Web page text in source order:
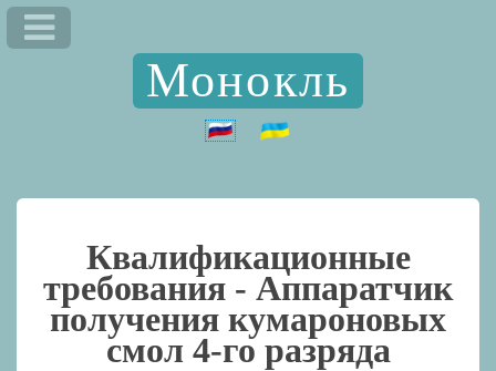
Монокль
Квалификационные
требования - Аппаратчик
получения кумароновых
смол 4-го разряда